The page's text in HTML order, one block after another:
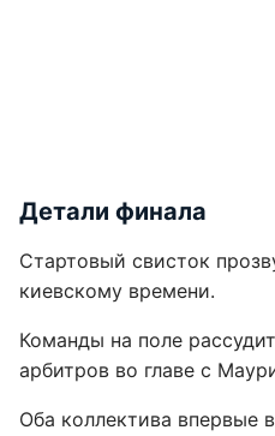
Детали финала
Стартовый свисток
киевскому времени.
Команды на поле
арбитров во главе с
Оба коллектива впервые